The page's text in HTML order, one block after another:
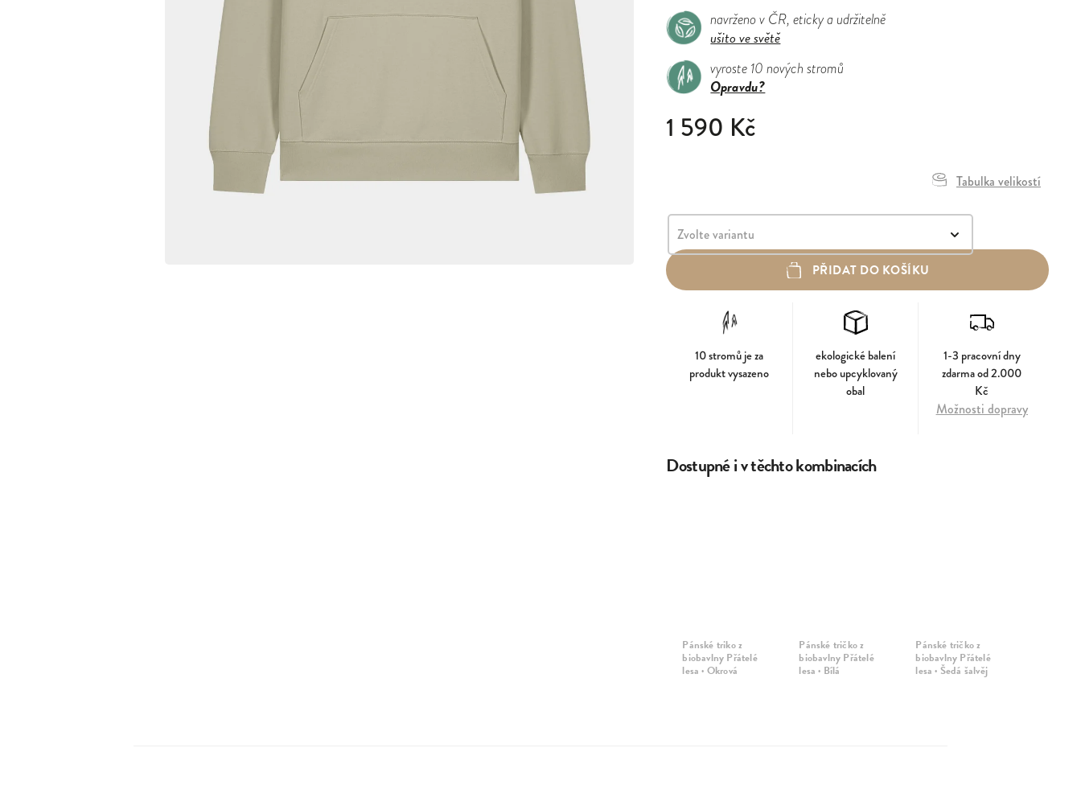
navrženo v ČR, eticky a udržitelně
ušito ve světě
vyroste 10 nových stromů
Opravdu?
1 590 Kč
Tabulka velikostí
PŘIDAT DO KOŠÍKU
10 stromů je za
produkt vysazeno
ekologické balení
nebo upcyklovaný
obal
1-3 pracovní dny
zdarma od 2.000
Kč
Možnosti dopravy
Dostupné i v těchto kombinacích
Pánské triko z
biobavlny Přátelé
lesa · Okrová
Pánské tričko z
biobavlny Přátelé
lesa · Bílá
Pánské tričko z
biobavlny Přátelé
lesa · Šedá šalvěj